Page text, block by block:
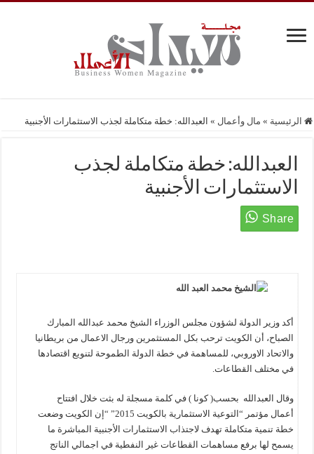
الرئيسية » مال وأعمال » العبدالله: خطة متكاملة لجذب الاستثمارات الأجنبية
العبدالله: خطة متكاملة لجذب
الاستثمارات الأجنبية
أكد وزير الدولة لشؤون مجلس الوزراء الشيخ محمد عبدالله المبارك
الصباح، أن الكويت ترحب بكل المستثمرين ورجال الاعمال من بريطانيا
والاتحاد الاوروبي، للمساهمة في خطة الدولة الطموحة لتنويع اقتصادها
في مختلف القطاعات.
وقال العبدالله بحسب( كونا ) في كلمة مسجلة له بثت خلال افتتاح
أعمال مؤتمر “التوعية الاستثمارية بالكويت 2015” “إن الكويت وضعت
خطة تنمية متكاملة تهدف لاجتذاب الاستثمارات الأجنبية المباشرة ما
يسمح لها برفع مساهمات القطاعات غير النفطية في اجمالي الناتج